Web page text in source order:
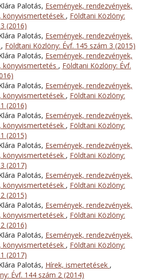
Palotás, Események, rendezvények,
könyvismertetések , Földtani Közlöny:
(2016)
Palotás, Események, rendezvények,
, Földtani Közlöny: Évf. 145 szám 3 (2015)
Palotás, Események, rendezvények,
könyvismertetés , Földtani Közlöny: Évf.
Palotás, Események, rendezvények,
könyvismertetések , Földtani Közlöny:
(2016)
Palotás, Események, rendezvények,
könyvismertetések , Földtani Közlöny:
(2015)
Palotás, Események, rendezvények,
könyvismertetések , Földtani Közlöny:
(2017)
Palotás, Események, rendezvények,
könyvismertetések , Földtani Közlöny:
(2015)
Palotás, Események, rendezvények,
könyvismertetések , Földtani Közlöny:
(2016)
Palotás, Események, rendezvények,
könyvismertetések , Földtani Közlöny:
(2017)
Palotás, Hírek, ismertetések ,
Évf. 144 szám 2 (2014)